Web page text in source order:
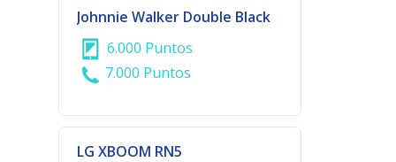
Johnnie Walker Double Black
6.000 Puntos
7.000 Puntos
LG XBOOM RN5